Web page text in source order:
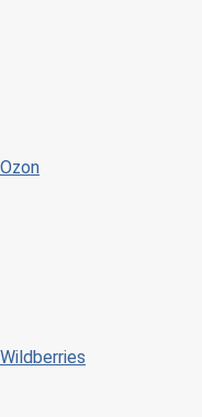
Ozon
Wildberries